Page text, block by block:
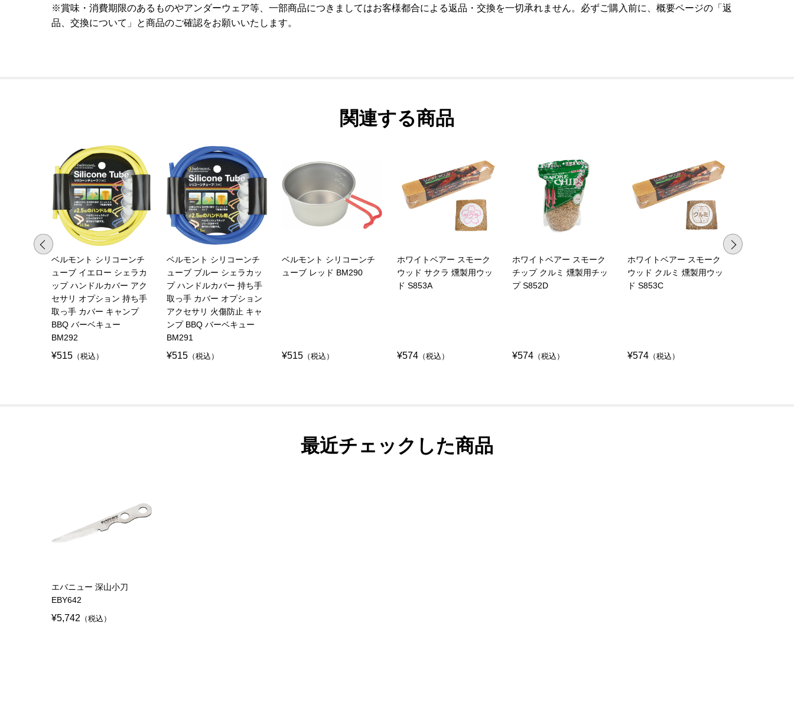
※賞味・消費期限のあるものやアンダーウェア等、一部商品につきましてはお客様都合による返品・交換を一切承れません。必ずご購入前に、概要ページの「返
品、交換について」と商品のご確認をお願いいたします。
関連する商品
ベルモント シリコーンチ
ューブ イエロー シェラカ
ップ ハンドルカバー アク
セサリ オプション 持ち手
取っ手 カバー キャンプ
BBQ バーベキュー
BM292
¥515 （税込）
ベルモント シリコーンチ
ューブ ブルー シェラカッ
プ ハンドルカバー 持ち手
取っ手 カバー オプション
アクセサリ 火傷防止 キャ
ンプ BBQ バーベキュー
BM291
¥515 （税込）
ベルモント シリコーンチ
ューブ レッド BM290
¥515 （税込）
ホワイトベアー スモーク
ウッド サクラ 燻製用ウッ
ド S853A
¥574 （税込）
ホワイトベアー スモーク
チップ クルミ 燻製用チッ
プ S852D
¥574 （税込）
ホワイトベアー スモーク
ウッド クルミ 燻製用ウッ
ド S853C
¥574 （税込）
最近チェックした商品
エバニュー 深山小刀
EBY642
¥5,742 （税込）